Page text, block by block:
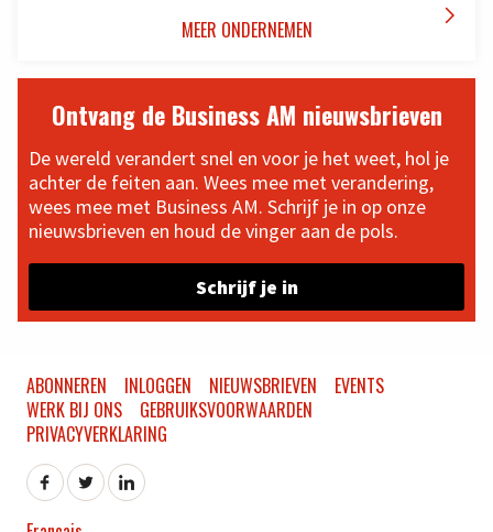
MEER ONDERNEMEN 
Ontvang de Business AM nieuwsbrieven
De wereld verandert snel en voor je het weet, hol je
achter de feiten aan. Wees mee met verandering,
wees mee met Business AM. Schrijf je in op onze
nieuwsbrieven en houd de vinger aan de pols.
Schrijf je in
ABONNEREN INLOGGEN NIEUWSBRIEVEN
EVENTS
WERK BIJ ONS
GEBRUIKSVOORWAARDEN
PRIVACYVERKLARING